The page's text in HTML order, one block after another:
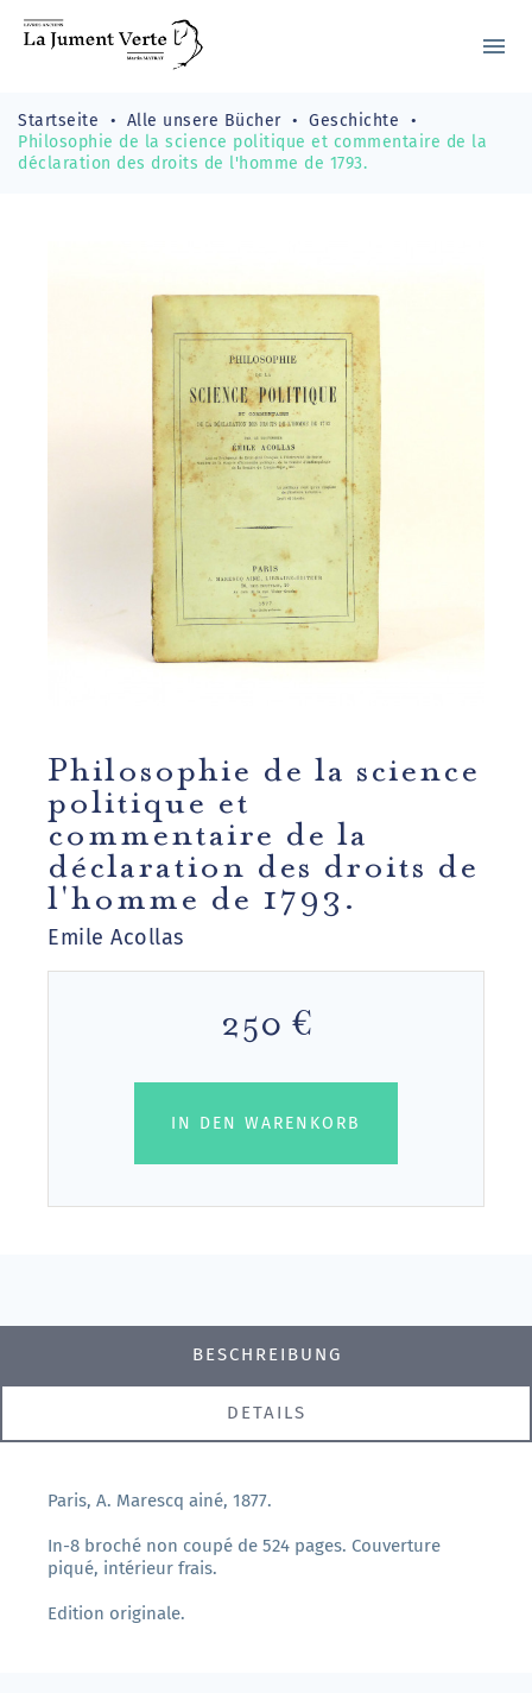
menu
Startseite Alle unsere Bücher
Geschichte
Philosophie de la science politique et commentaire de la
déclaration des droits de l'homme de 1793.
Philosophie de la science
politique et
commentaire de la
déclaration des droits de
l'homme de 1793.
Emile Acollas
250 €
IN DEN WARENKORB
BESCHREIBUNG
DETAILS
Paris, A. Marescq ainé, 1877.
In-8 broché non coupé de 524 pages. Couverture
piqué, intérieur frais.
Edition originale.